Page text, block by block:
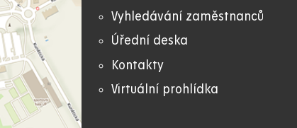
Vyhledávání zaměstnanců
Úřední deska
Kontakty
Virtuální prohlídka